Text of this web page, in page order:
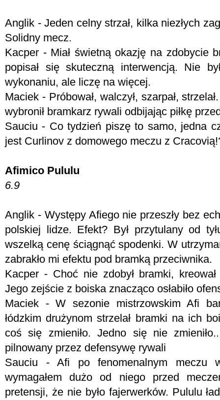
Anglik - Jeden celny strzał, kilka niezłych
Solidny mecz.
Kacper - Miał świetną okazję na zdobycie
popisał się skuteczną interwencją. Nie
wykonaniu, ale liczę na więcej.
Maciek - Próbował, walczył, szarpał,
wybronił bramkarz rywali odbijając piłkę
Sauciu - Co tydzień piszę to samo, jedna
jest Curlinov z domowego meczu z
Afimico Pululu
6.9
Anglik - Występy Afiego nie przeszły bez
polskiej lidze. Efekt? Był przytulany od
wszelką cenę ściągnąć spodenki. W
zabrakło mi efektu pod bramką przeciwnika.
Kacper - Choć nie zdobył bramki,
Jego zejście z boiska znacząco osłabiło
Maciek - W sezonie mistrzowskim Afi
łódzkim drużynom strzelał bramki na ich
coś się zmieniło. Jedno się nie
pilnowany przez defensywę rywali
Sauciu - Afi po fenomenalnym meczu
wymagałem dużo od niego przed
pretensji, że nie było fajerwerków. Pululu